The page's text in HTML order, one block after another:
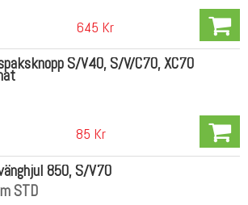
645 Kr
S/V40, S/V/C70, XC70
85 Kr
850, S/V70
STD